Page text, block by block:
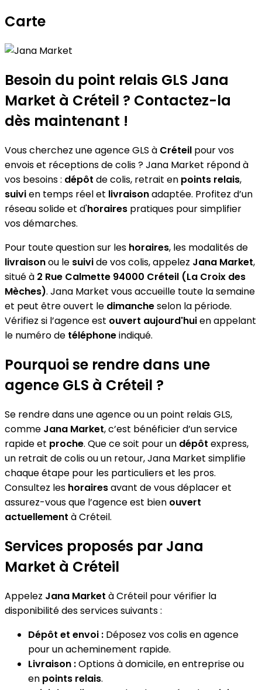
Carte
+
−
Besoin du point relais GLS Jana
Market à Créteil ? Contactez-la
dès maintenant !
Vous cherchez une agence GLS à Créteil pour vos
envois et réceptions de colis ? Jana Market répond à
vos besoins : dépôt de colis, retrait en points relais,
suivien temps réel et livraisonadaptée. Profitez d’un
réseau solide et d'horaires pratiques pour simplifier
vos démarches.
Pour toute question sur les horaires, les modalités de
livraisonou le suivide vos colis, appelez Jana Market,
situé à 2 Rue Calmette 94000 Créteil (La Croix des
Mèches). Jana Market vous accueille toute la semaine
et peut être ouvert le dimancheselon la période.
Vérifiez si l’agence est ouvert aujourd'huien appelant
le numéro de téléphoneindiqué.
Pourquoi se rendre dans une
agence GLS à Créteil ?
Se rendre dans une agence ou un point relais GLS,
comme Jana Market, c’est bénéficier d’un service
rapide et proche. Que ce soit pour un dépôt express,
un retrait de colis ou un retour, Jana Market simplifie
chaque étape pour les particuliers et les pros.
Consultez les horairesavant de vous déplacer et
assurez-vous que l’agence est bien ouvert
actuellement à Créteil.
Services proposés par Jana
Market à Créteil
Appelez Jana Market à Créteil pour vérifier la
disponibilité des services suivants :
Dépôt et envoi : Déposez vos colis en agence
pour un acheminement rapide.
Livraison :Options à domicile, en entreprise ou
en points relais.